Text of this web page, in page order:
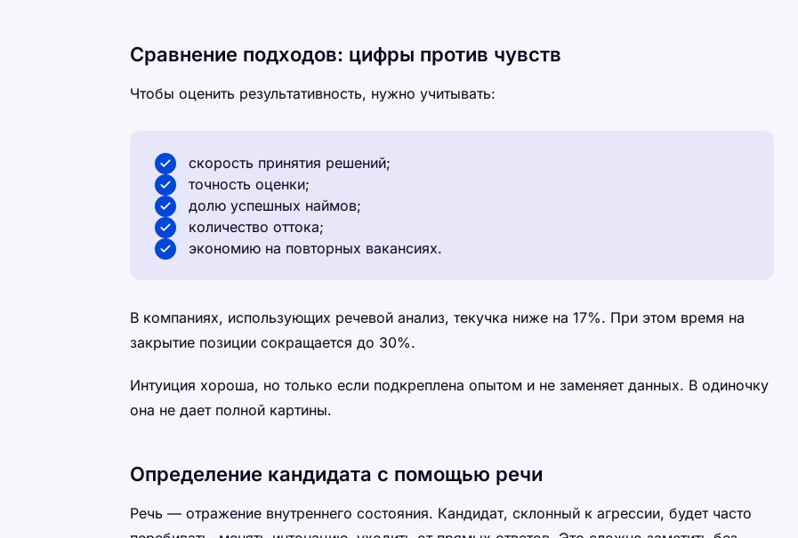
Сравнение подходов: цифры против чувств
Чтобы оценить результативность, нужно учитывать:
скорость принятия решений;
точность оценки;
долю успешных наймов;
количество оттока;
экономию на повторных вакансиях.
В компаниях, использующих речевой анализ, текучка ниже на 17%. При этом время на
закрытие позиции сокращается до 30%.
Интуиция хороша, но только если подкреплена опытом и не заменяет данных. В одиночку
она не дает полной картины.
Определение кандидата с помощью речи
Речь — отражение внутреннего состояния. Кандидат, склонный к агрессии, будет часто